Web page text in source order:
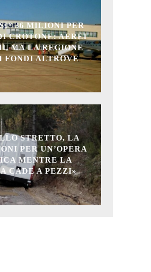
36 MILIONI PER
CROTONE: AEREI
MA LA REGIONE
FONDI ALTROVE
STRETTO, LA
PER UN’OPERA
MENTRE LA
CADE A PEZZI»